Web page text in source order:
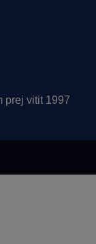
prej vitit 1997